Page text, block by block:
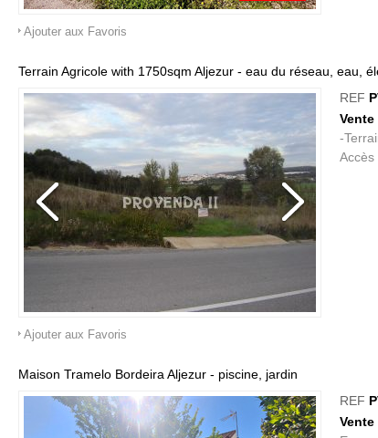
Ajouter aux Favoris
Terrain Agricole with 1750sqm Aljezur - eau du réseau, eau,
REF
Vente
-
Ajouter aux Favoris
Maison Tramelo Bordeira Aljezur - piscine, jardin
REF
Vente